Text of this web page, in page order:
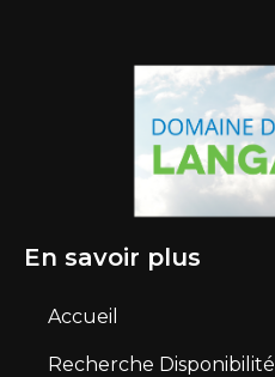
En savoir plus
Accueil
Recherche Disponibilité